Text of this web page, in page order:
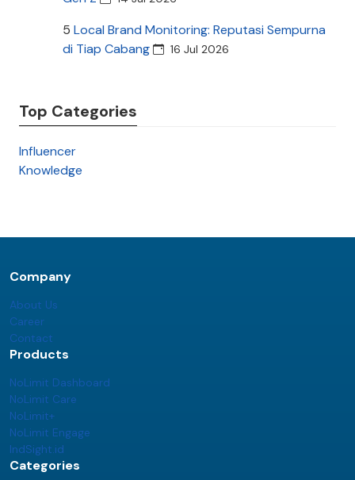
5 Local Brand Monitoring: Reputasi Sempurna
di Tiap Cabang
16 Jul 2026
Top Categories
Influencer
Knowledge
Company
About Us
Career
Contact
Products
NoLimit Dashboard
NoLimit Care
NoLimit+
NoLimit Engage
IndSight.id
Categories